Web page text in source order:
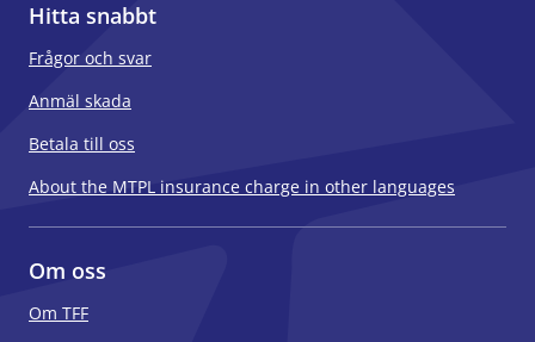
Hitta snabbt
Frågor och svar
Anmäl skada
Betala till oss
About the MTPL insurance charge in other languages
Om oss
Om TFF